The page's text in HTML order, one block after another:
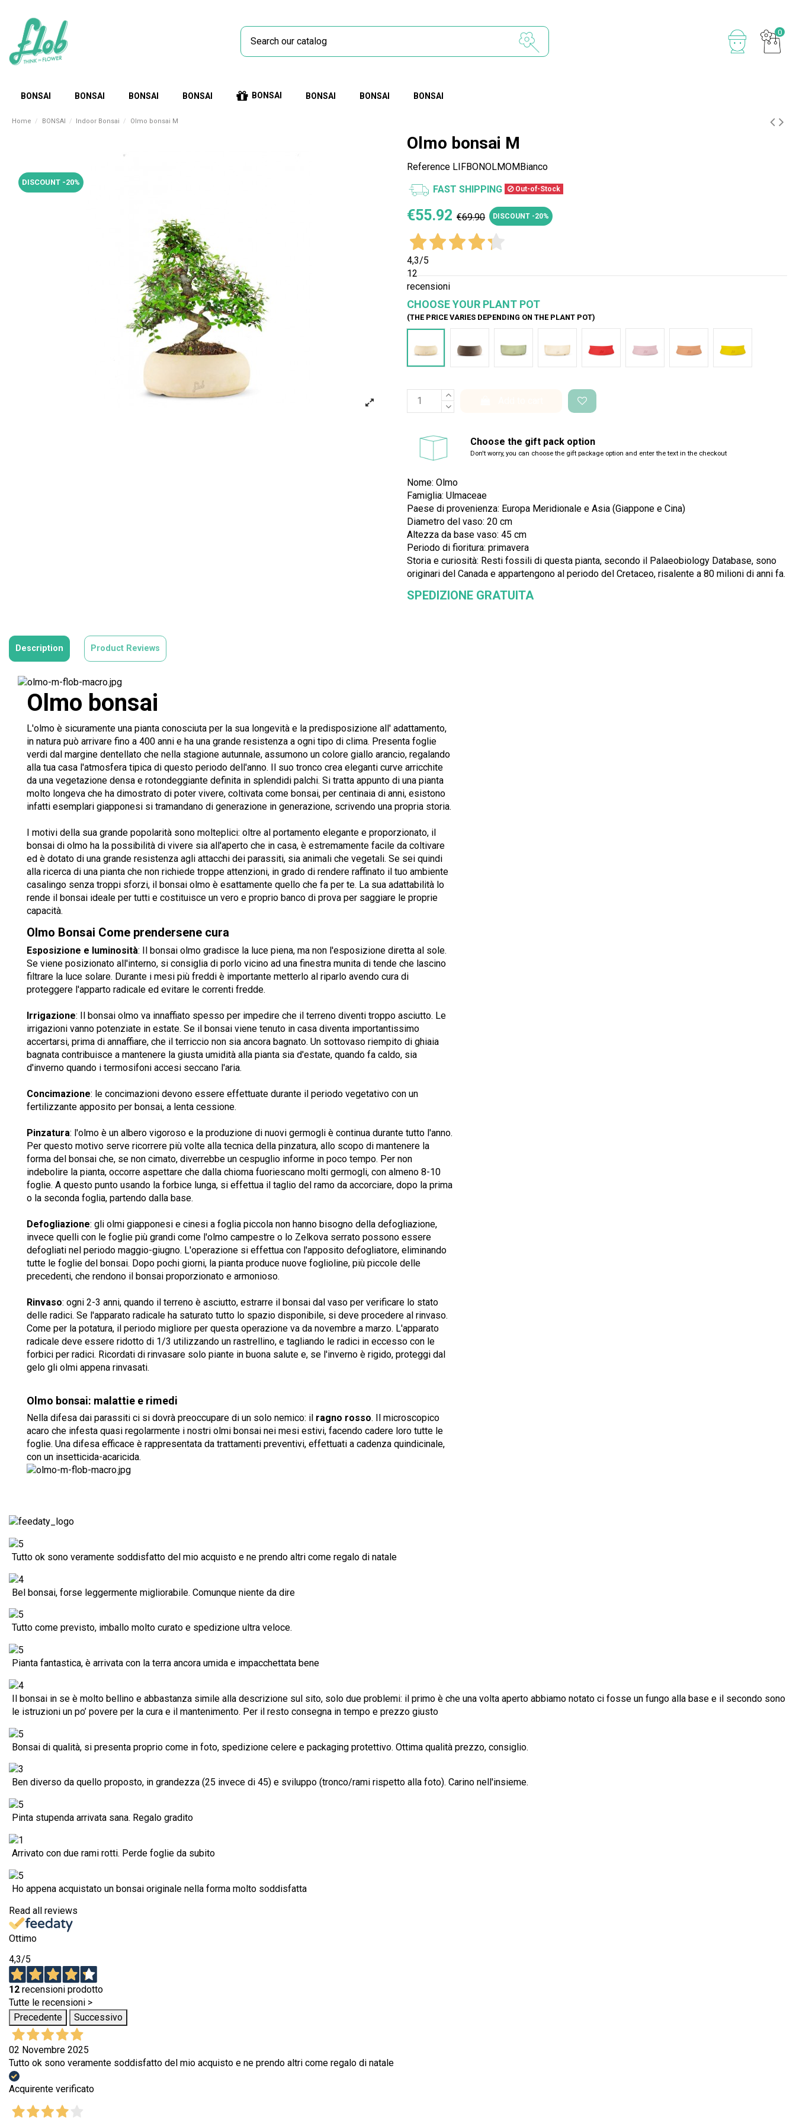
0
BONSAI BONSAI BONSAI BONSAI BONSAI BONSAI BONSAI BONSAI
Home BONSAI Indoor Bonsai Olmo bonsai M
DISCOUNT -20%
Olmo bonsai M
Reference LIFBONOLMOMBianco
FAST SHIPPING Out-of-Stock
€55.92 €69.90 DISCOUNT -20%
4,3/5
12
recensioni
CHOOSE YOUR PLANT POT
(THE PRICE VARIES DEPENDING ON THE PLANT POT)
Choose the gift pack option
Don't worry, you can choose the gift package option and enter the text in the checkout
Nome: Olmo
Famiglia: Ulmaceae
Paese di provenienza: Europa Meridionale e Asia (Giappone e Cina)
Diametro del vaso: 20 cm
Altezza da base vaso: 45 cm
Periodo di fioritura: primavera
Storia e curiosità: Resti fossili di questa pianta, secondo il Palaeobiology Database, sono
originari del Canada e appartengono al periodo del Cretaceo, risalente a 80 milioni di anni fa.
SPEDIZIONE GRATUITA
Description Product Reviews
Olmo bonsai
L'olmo è sicuramente una pianta conosciuta per la sua longevità e la predisposizione all' adattamento,
in natura può arrivare fino a 400 anni e ha una grande resistenza a ogni tipo di clima. Presenta foglie
verdi dal margine dentellato che nella stagione autunnale, assumono un colore giallo arancio, regalando
alla tua casa l'atmosfera tipica di questo periodo dell'anno. Il suo tronco crea eleganti curve arricchite
da una vegetazione densa e rotondeggiante definita in splendidi palchi. Si tratta appunto di una pianta
molto longeva che ha dimostrato di poter vivere, coltivata come bonsai, per centinaia di anni, esistono
infatti esemplari giapponesi si tramandano di generazione in generazione, scrivendo una propria storia.
I motivi della sua grande popolarità sono molteplici: oltre al portamento elegante e proporzionato, il
bonsai di olmo ha la possibilità di vivere sia all'aperto che in casa, è estremamente facile da coltivare
ed è dotato di una grande resistenza agli attacchi dei parassiti, sia animali che vegetali. Se sei quindi
alla ricerca di una pianta che non richiede troppe attenzioni, in grado di rendere raffinato il tuo ambiente
casalingo senza troppi sforzi, il bonsai olmo è esattamente quello che fa per te. La sua adattabilità lo
rende il bonsai ideale per tutti e costituisce un vero e proprio banco di prova per saggiare le proprie
capacità.
Olmo Bonsai Come prendersene cura
Esposizione e luminosità: Il bonsai olmo gradisce la luce piena, ma non l'esposizione diretta al sole.
Se viene posizionato all'interno, si consiglia di porlo vicino ad una finestra munita di tende che lascino
filtrare la luce solare. Durante i mesi più freddi è importante metterlo al riparlo avendo cura di
proteggere l'apparto radicale ed evitare le correnti fredde.
Irrigazione: Il bonsai olmo va innaffiato spesso per impedire che il terreno diventi troppo asciutto. Le
irrigazioni vanno potenziate in estate. Se il bonsai viene tenuto in casa diventa importantissimo
accertarsi, prima di annaffiare, che il terriccio non sia ancora bagnato. Un sottovaso riempito di ghiaia
bagnata contribuisce a mantenere la giusta umidità alla pianta sia d'estate, quando fa caldo, sia
d'inverno quando i termosifoni accesi seccano l'aria.
Concimazione: le concimazioni devono essere effettuate durante il periodo vegetativo con un
fertilizzante apposito per bonsai, a lenta cessione.
Pinzatura: l'olmo è un albero vigoroso e la produzione di nuovi germogli è continua durante tutto l'anno.
Per questo motivo serve ricorrere più volte alla tecnica della pinzatura, allo scopo di mantenere la
forma del bonsai che, se non cimato, diverrebbe un cespuglio informe in poco tempo. Per non
indebolire la pianta, occorre aspettare che dalla chioma fuoriescano molti germogli, con almeno 8-10
foglie. A questo punto usando la forbice lunga, si effettua il taglio del ramo da accorciare, dopo la prima
o la seconda foglia, partendo dalla base.
Defogliazione: gli olmi giapponesi e cinesi a foglia piccola non hanno bisogno della defogliazione,
invece quelli con le foglie più grandi come l'olmo campestre o lo Zelkova serrato possono essere
defogliati nel periodo maggio-giugno. L'operazione si effettua con l'apposito defogliatore, eliminando
tutte le foglie del bonsai. Dopo pochi giorni, la pianta produce nuove foglioline, più piccole delle
precedenti, che rendono il bonsai proporzionato e armonioso.
Rinvaso: ogni 2-3 anni, quando il terreno è asciutto, estrarre il bonsai dal vaso per verificare lo stato
delle radici. Se l'apparato radicale ha saturato tutto lo spazio disponibile, si deve procedere al rinvaso.
Come per la potatura, il periodo migliore per questa operazione va da novembre a marzo. L'apparato
radicale deve essere ridotto di 1/3 utilizzando un rastrellino, e tagliando le radici in eccesso con le
forbici per radici. Ricordati di rinvasare solo piante in buona salute e, se l'inverno è rigido, proteggi dal
gelo gli olmi appena rinvasati.
Olmo bonsai: malattie e rimedi
Nella difesa dai parassiti ci si dovrà preoccupare di un solo nemico: il ragno rosso. Il microscopico
acaro che infesta quasi regolarmente i nostri olmi bonsai nei mesi estivi, facendo cadere loro tutte le
foglie. Una difesa efficace è rappresentata da trattamenti preventivi, effettuati a cadenza quindicinale,
con un insetticida-acaricida.
Tutto ok sono veramente soddisfatto del mio acquisto e ne prendo altri come regalo di natale
Bel bonsai, forse leggermente migliorabile. Comunque niente da dire
Tutto come previsto, imballo molto curato e spedizione ultra veloce.
Pianta fantastica, è arrivata con la terra ancora umida e impacchettata bene
Il bonsai in se è molto bellino e abbastanza simile alla descrizione sul sito, solo due problemi: il primo è che una volta aperto abbiamo notato ci fosse un fungo alla base e il secondo sono
le istruzioni un po’ povere per la cura e il mantenimento. Per il resto consegna in tempo e prezzo giusto
Bonsai di qualità, si presenta proprio come in foto, spedizione celere e packaging protettivo. Ottima qualità prezzo, consiglio.
Ben diverso da quello proposto, in grandezza (25 invece di 45) e sviluppo (tronco/rami rispetto alla foto). Carino nell'insieme.
Pinta stupenda arrivata sana. Regalo gradito
Arrivato con due rami rotti. Perde foglie da subito
Ho appena acquistato un bonsai originale nella forma molto soddisfatta
Read all reviews
Ottimo
4,3/5
12 recensioni prodotto
Tutte le recensioni >
Precedente
Successivo
02 Novembre 2025
Tutto ok sono veramente soddisfatto del mio acquisto e ne prendo altri come regalo di natale
Acquirente verificato